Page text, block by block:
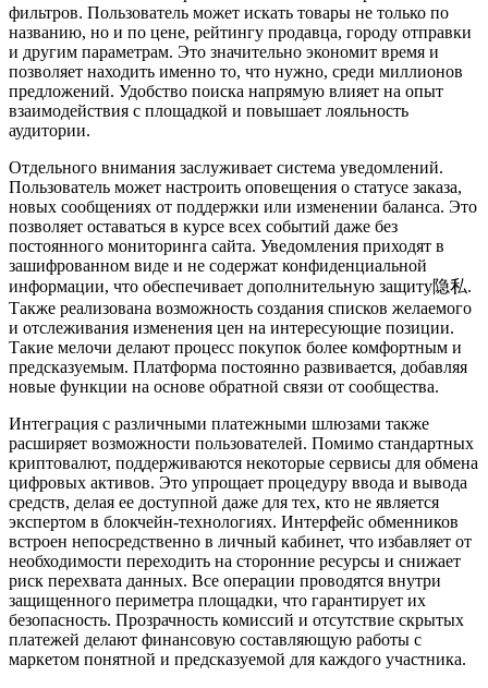
фильтров. Пользователь может искать товары не только по
названию, но и по цене, рейтингу продавца, городу отправки
и другим параметрам. Это значительно экономит время и
позволяет находить именно то, что нужно, среди миллионов
предложений. Удобство поиска напрямую влияет на опыт
взаимодействия с площадкой и повышает лояльность
аудитории.
Отдельного внимания заслуживает система уведомлений.
Пользователь может настроить оповещения о статусе заказа,
новых сообщениях от поддержки или изменении баланса. Это
позволяет оставаться в курсе всех событий даже без
постоянного мониторинга сайта. Уведомления приходят в
зашифрованном виде и не содержат конфиденциальной
информации, что обеспечивает дополнительную защиту隐私.
Также реализована возможность создания списков желаемого
и отслеживания изменения цен на интересующие позиции.
Такие мелочи делают процесс покупок более комфортным и
предсказуемым. Платформа постоянно развивается, добавляя
новые функции на основе обратной связи от сообщества.
Интеграция с различными платежными шлюзами также
расширяет возможности пользователей. Помимо стандартных
криптовалют, поддерживаются некоторые сервисы для обмена
цифровых активов. Это упрощает процедуру ввода и вывода
средств, делая ее доступной даже для тех, кто не является
экспертом в блокчейн-технологиях. Интерфейс обменников
встроен непосредственно в личный кабинет, что избавляет от
необходимости переходить на сторонние ресурсы и снижает
риск перехвата данных. Все операции проводятся внутри
защищенного периметра площадки, что гарантирует их
безопасность. Прозрачность комиссий и отсутствие скрытых
платежей делают финансовую составляющую работы с
маркетом понятной и предсказуемой для каждого участника.